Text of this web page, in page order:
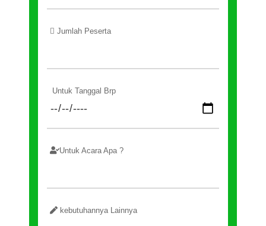
Jumlah Peserta
Untuk Tanggal Brp
Untuk Acara Apa ?
kebutuhannya Lainnya